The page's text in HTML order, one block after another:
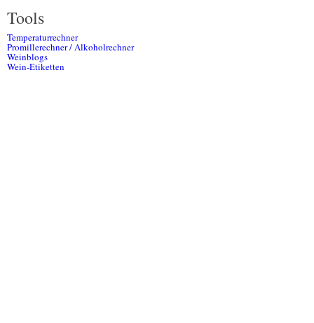
Tools
Temperaturrechner
Promillerechner / Alkoholrechner
Weinblogs
Wein-Etiketten